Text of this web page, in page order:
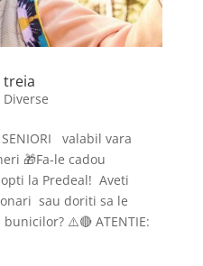
treia
Diverse
SENIORI valabil vara
🎁Fa-le cadou
la Predeal! Aveti
sau doriti sa le
⚠️🔴 ATENTIE: